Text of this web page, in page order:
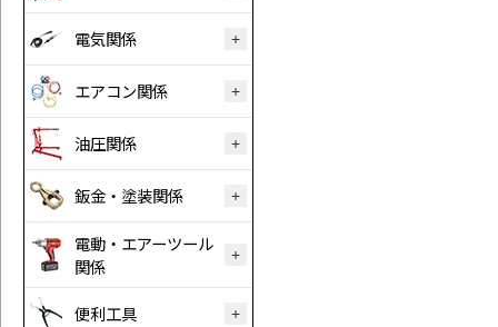
電気関係
エアコン関係
油圧関係
鈑金・塗装関係
電動・エアーツール
関係
便利工具